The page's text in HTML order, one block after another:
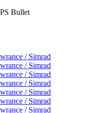
Bullet